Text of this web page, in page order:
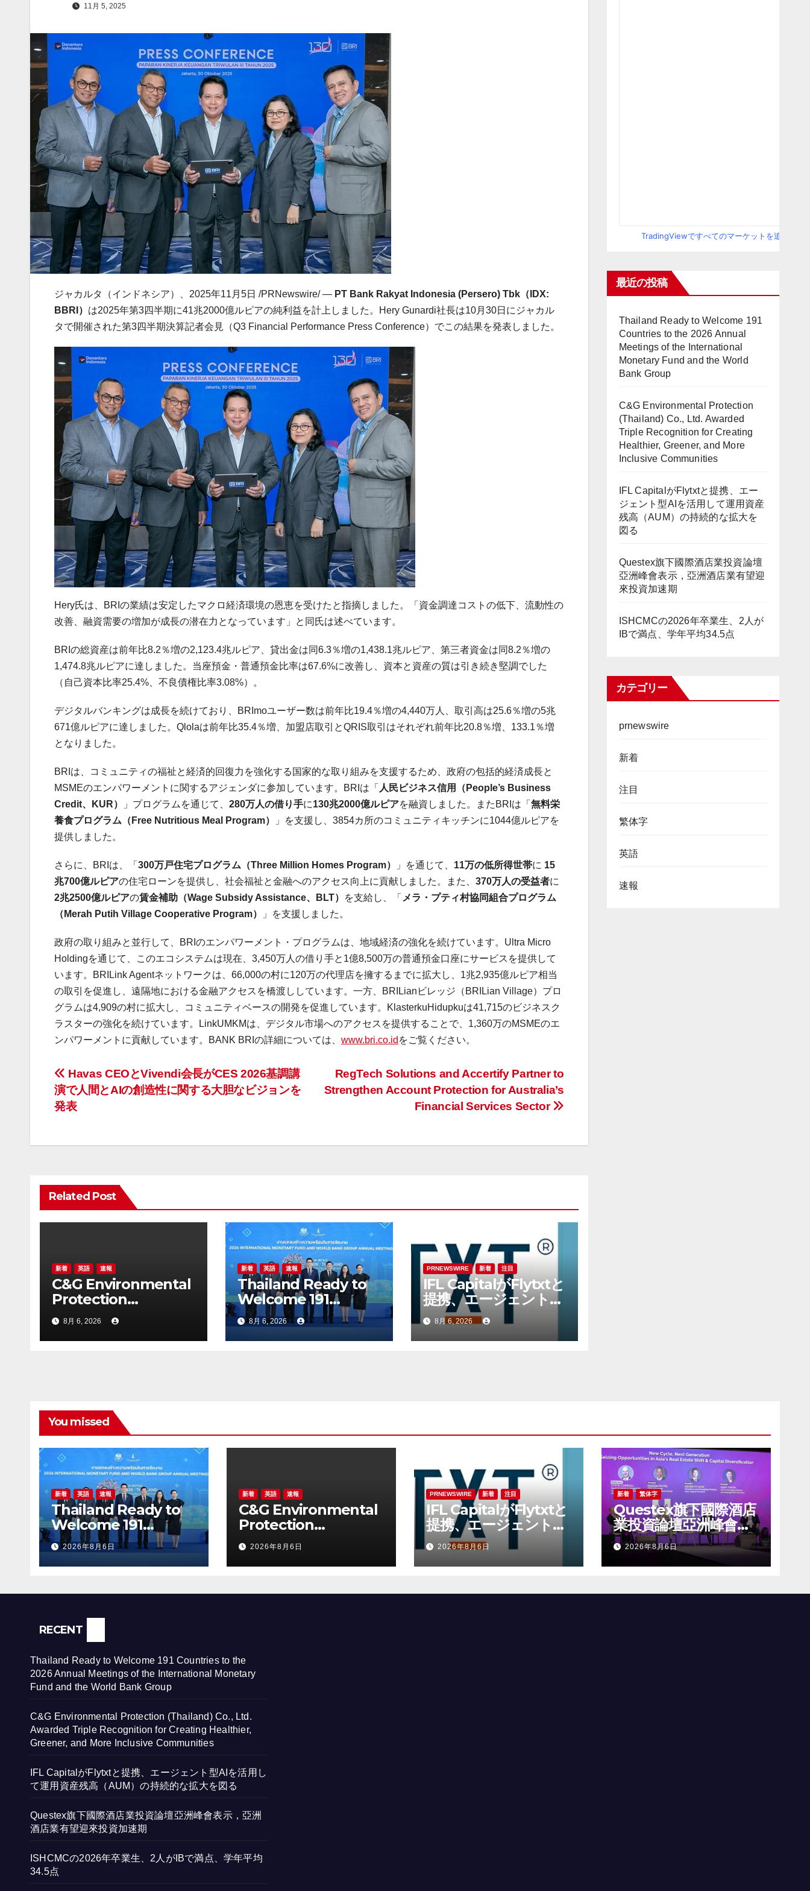
11月 5, 2025
ジャカルタ（インドネシア）、 2025年11 月5日 /PRNewswire/ — PT Bank Rakyat Indonesia (Persero) Tbk （ IDX:
BBRI ） は2025年第3四半期に41兆2000億ルピアの純利益を計上しました。 Hery Gunardi社長は10月 30日にジャカル
タで開催された第3四半期決算記者会見（Q3 Financial Performance Press Conference）でこの結果を発表しました。
Hery氏は、 BRI の業績は安定したマクロ経済環境の恩恵を受けたと指摘しました。「資金調達コストの低下、流動性の
改善、融資需要の増加が成長の潜在力となっています」と同氏は述べています。
BRI の総資産は前年比8.2 ％増の2,123.4兆ルピア、貸出金は同6.3％増の1,438.1兆ルピア、第三者資金は同8.2 ％増の
1,474.8兆ルピアに達しました。当座預金・普通預金比率は67.6%に改善し、資本と資産の質は引き続き堅調でした
（自己資本比率25.4% 、不良債権比率3.08%）。
デジタルバンキングは成長を続けており、 BRImoユーザー数は前年比19.4％増の4,440万人、取引高は25.6％増の5兆
671億ルピアに達しました。 Qlolaは前年比35.4％増、加盟店取引とQRIS取引はそれぞれ前年比20.8％増、 133.1 ％増
となりました。
BRI は、コミュニティの福祉と経済的回復力を強化する国家的な取り組みを支援するため、政府の包括的経済成長と
MSMEのエンパワーメントに関するアジェンダに参加しています。 BRI は「 人民ビジネス信用（ People’s Business
Credit、 KUR） 」プログラムを通じて、 280万人の借り手に130兆2000億ルピアを融資しました。また BRI は「 無料栄
養食プログラム（ Free Nutritious Meal Program） 」を支援し、 3854カ所のコミュニティキッチンに1044億ルピアを
提供しました。
さらに、 BRI は、「 300万戸住宅プログラム（Three Million Homes Program） 」を通じて、 11万の低所得世帯に 15
兆700億ルピアの住宅ローンを提供し、社会福祉と金融へのアクセス向上に貢献しました。また、 370万人の受益者に
2兆2500億ルピアの賃金補助（Wage Subsidy Assistance、 BLT） を支給し、「 メラ・プティ村協同組合プログラム
（ Merah Putih Village Cooperative Program） 」を支援しました。
政府の取り組みと並行して、 BRI のエンパワーメント・プログラムは、地域経済の強化を続けています。 Ultra Micro
Holdingを通じて、このエコシステムは現在、 3,450万人の借り手と 1億8,500万の普通預金口座にサービスを提供して
います。
BRILink Agentネットワークは、 66,000の村に120万の代理店を擁するまでに拡大し、 1兆2,935億ルピア相当
の取引を促進し、遠隔地における金融アクセスを橋渡ししています。一方、
BRILian ビレッジ（ BRILian Village）プロ
グラムは4,909の村に拡大し、コミュニティベースの開発を促進しています。 KlasterkuHidupkuは41,715のビジネスク
ラスターの強化を続けています。
LinkUMKMは、デジタル市場へのアクセスを提供することで、 1,360万のMSMEのエ
ンパワーメントに貢献しています。
BANK BRI の詳細については、 www.bri.co.id をご覧ください。
投
稿
ビ
ー
シ
ン
RegTech Solutions and Accertify Partner to
Strengthen Account Protection for Australia’s
Financial Services Sector
Havas CEOとVivendi会長がCES 2026基調講
演で人間とAIの創造性に関する大胆なビジョンを
発表
Related Post
新着 英語 速報
C&G Environmental
Protection
(Thailand) Co., Ltd.
Awarded Triple
Recognition for
8月 6, 2026
新着 英語 速報
Thailand Ready to
Welcome 191
Countries to the
2026 Annual
Meetings of the
8月 6, 2026
PRNEWSWIRE 新着 注目
IFL CapitalがFlytxtと
提携、エージェント型
AIを活用して運用資産
残高（AUM）の持続
的な拡大を図る
8月 6, 2026
TradingViewですべてのマーケットを追跡
最近の投稿
Thailand Ready to Welcome 191
Countries to the 2026 Annual
Meetings of the International
Monetary Fund and the World
Bank Group
C&G Environmental Protection
(Thailand) Co., Ltd. Awarded
Triple Recognition for Creating
Healthier, Greener, and More
Inclusive Communities
IFL CapitalがFlytxtと提携、エー
ジェント型AIを活用して運用資産
残高（AUM）の持続的な拡大を
図る
Questex旗下國際酒店業投資論壇
亞洲峰會表示，亞洲酒店業有望迎
來投資加速期
ISHCMCの2026年卒業生、2人が
IBで満点、学年平均34.5点
カテゴリー
prnewswire
新着
注目
繁体字
英語
速報
You missed
新着 英語 速報
Thailand Ready to
Welcome 191
Countries to the
2026 Annual
Meetings of the
the World Bank
Group
2026年8月6日
新着 英語 速報
C&G Environmental
Protection
(Thailand) Co., Ltd.
Awarded Triple
Recognition for
2026年8月6日
PRNEWSWIRE 新着 注目
IFL CapitalがFlytxtと
提携、エージェント型
AIを活用して運用資産
残高（AUM）の持続的
な拡大を図る
2026年8月6日
新着 繁体字
Questex旗下國際酒店
業投資論壇亞洲峰會表
示，亞洲酒店業有望迎
來投資加速期
2026年8月6日
RECENT
Thailand Ready to Welcome 191 Countries to the
2026 Annual Meetings of the International Monetary
Fund and the World Bank Group
C&G Environmental Protection (Thailand) Co., Ltd.
Awarded Triple Recognition for Creating Healthier,
Greener, and More Inclusive Communities
IFL CapitalがFlytxtと提携、エージェント型AIを活用し
て運用資産残高（AUM）の持続的な拡大を図る
Questex旗下國際酒店業投資論壇亞洲峰會表示，亞洲
酒店業有望迎來投資加速期
ISHCMCの2026年卒業生、2人がIBで満点、学年平均
34.5点